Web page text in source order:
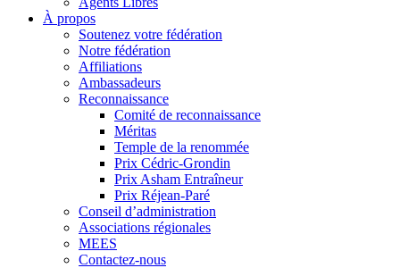
À propos
Soutenez votre fédération
Notre fédération
Affiliations
Ambassadeurs
Reconnaissance
Comité de reconnaissance
Méritas
Temple de la renommée
Prix Cédric-Grondin
Prix Asham Entraîneur
Prix Réjean-Paré
Conseil d’administration
Associations régionales
MEES
Contactez-nous